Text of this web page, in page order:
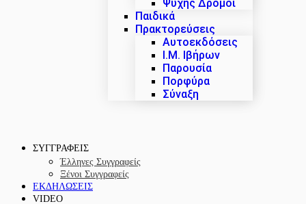
Ψυχής Δρόμοι
Παιδικά
Πρακτoρεύσεις
Αυτοεκδόσεις
Ι.Μ. Ιβήρων
Παρουσία
Πορφύρα
Σύναξη
ΣΥΓΓΡΑΦΕΙΣ
Έλληνες Συγγραφείς
Ξένοι Συγγραφείς
ΕΚΔΗΛΩΣΕΙΣ
VIDEO